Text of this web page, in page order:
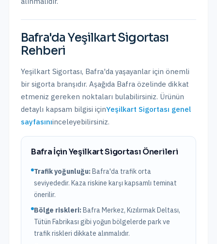
Bafra'da Yeşilkart Sigortası
Rehberi
Yeşilkart Sigortası, Bafra'da yaşayanlar için önemli
bir sigorta branşıdır. Aşağıda Bafra özelinde dikkat
etmeniz gereken noktaları bulabilirsiniz. Ürünün
detaylı kapsam bilgisi içinYeşilkart Sigortası genel
sayfasınıinceleyebilirsiniz.
BafraİçinYeşilkart SigortasıÖnerileri
Trafik yoğunluğu:Bafra'da trafikorta
seviyededir. Kaza riskine karşı kapsamlı teminat
önerilir.
Bölge riskleri:Bafra Merkez, Kızılırmak Deltası,
Tütün Fabrikası gibi yoğun bölgelerde park ve
trafik riskleri dikkate alınmalıdır.